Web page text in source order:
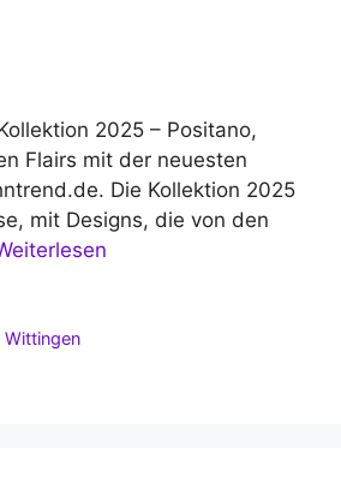
2025 – Positano,
Flairs mit der neuesten
Die Kollektion 2025
mit Designs, die von den
Wittingen